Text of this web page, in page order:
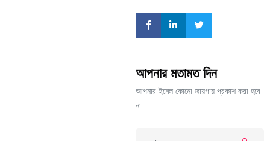
আপনার মতামত দিন
আপনার ইমেল কোনো জায়গায় প্রকাশ করা হবে
না